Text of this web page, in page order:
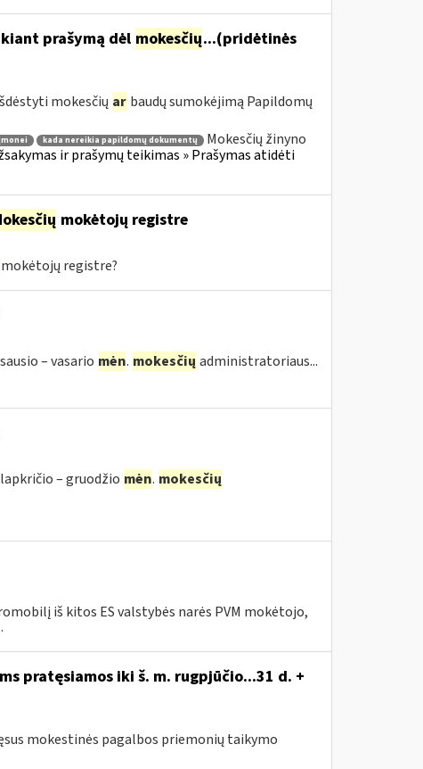
prašymą dėl mokesčių...(pridėtinės
mokesčių ar baudų sumokėjimą Papildomų
kada nereikia papildomų dokumentų
Mokesčių žinyno
ir prašymų teikimas » Prašymas atidėti
mokėtojų registre
mokėtojų registre?
– vasario mėn. mokesčių administratoriaus...
– gruodžio mėn. mokesčių
iš kitos ES valstybės narės PVM mokėtojo,
pratęsiamos iki š. m. rugpjūčio...31 d. +
mokestinės pagalbos priemonių taikymo